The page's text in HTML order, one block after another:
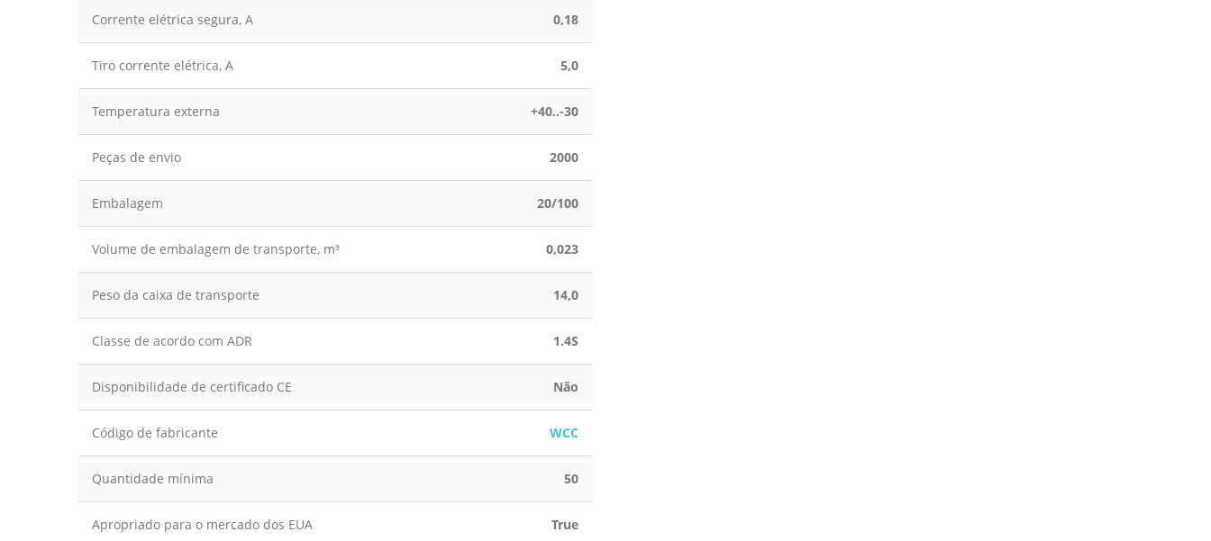
Corrente elétrica segura, A 0,18
Tiro corrente elétrica, A 5,0
Temperatura externa +40..-30
Peças de envio 2000
Embalagem 20/100
Volume de embalagem de transporte, m³ 0,023
Peso da caixa de transporte 14,0
Classe de acordo com ADR 1.4S
Disponibilidade de certificado CE Não
Código de fabricante WCC
Quantidade mínima 50
Apropriado para o mercado dos EUA True